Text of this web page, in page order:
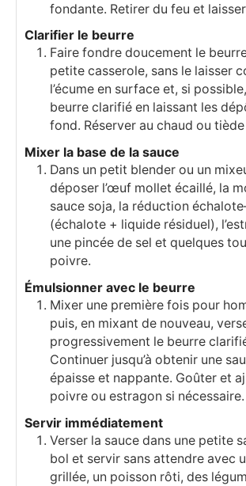
fondante. Retirer du feu et
Clarifier le beurre
Faire fondre doucement le
petite casserole, sans le laisser
l’écume en surface et, si
beurre clarifié en laissant les
fond. Réserver au chaud ou
Mixer la base de la sauce
Dans un petit blender ou un
déposer l’œuf mollet écaillé, la
sauce soja, la réduction
(échalote + liquide résiduel),
une pincée de sel et quelques
poivre.
Émulsionner avec le beurre
Mixer une première fois pour
puis, en mixant de nouveau,
progressivement le beurre
Continuer jusqu’à obtenir une
épaisse et nappante. Goûter et
poivre ou estragon si nécessaire.
Servir immédiatement
Verser la sauce dans une petite
bol et servir sans attendre avec
grillée, un poisson rôti, des